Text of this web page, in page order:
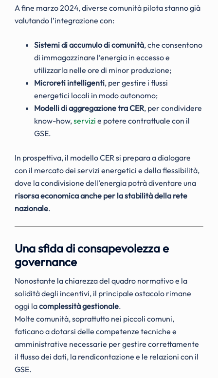
A fine marzo 2024, diverse comunità pilota stanno già
valutando l’integrazione con:
Sistemi di accumulo di comunità, che consentono
di immagazzinare l’energia in eccesso e
utilizzarla nelle ore di minor produzione;
Microreti intelligenti, per gestire i flussi
energetici locali in modo autonomo;
Modelli di aggregazione tra CER, per condividere
know-how,servizi e potere contrattuale con il
GSE.
In prospettiva, il modello CER si prepara a dialogare
con il mercato dei servizi energetici e della flessibilità,
dove la condivisione dell’energia potrà diventare una
risorsa economica anche per la stabilità della rete
nazionale.
Una sfida di consapevolezza e
governance
Nonostante la chiarezza del quadro normativo e la
solidità degli incentivi, il principale ostacolo rimane
oggi lacomplessità gestionale.
Molte comunità, soprattutto nei piccoli comuni,
faticano a dotarsi delle competenze tecniche e
amministrative necessarie per gestire correttamente
il flusso dei dati, la rendicontazione e le relazioni con il
GSE.